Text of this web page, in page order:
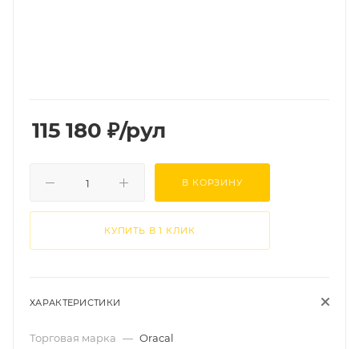
115 180 ₽/рул
В КОРЗИНУ
КУПИТЬ В 1 КЛИК
ХАРАКТЕРИСТИКИ
Торговая марка — Oracal